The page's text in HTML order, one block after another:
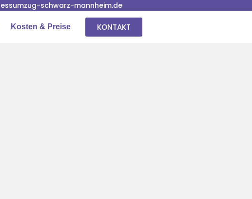
schwarz-mannheim.de
Kosten & Preise KONTAKT